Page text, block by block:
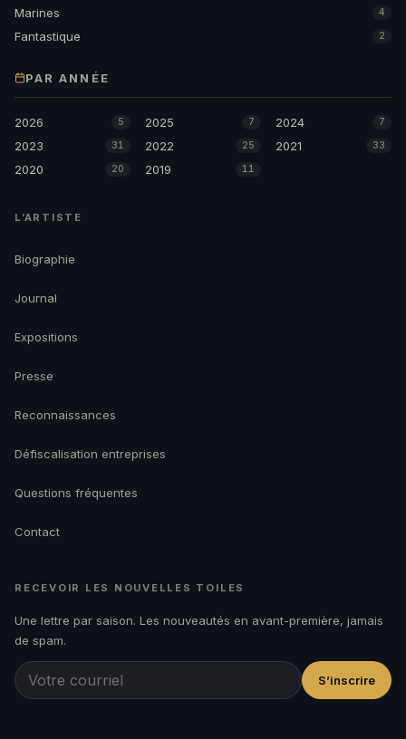
Marines 4
Fantastique 2
PAR ANNÉE
2026 5 2025 7 2024 7
2023 31 2022 25 2021 33
2020 20 2019 11
L’ARTISTE
Biographie
Journal
Expositions
Presse
Reconnaissances
Défiscalisation entreprises
Questions fréquentes
Contact
RECEVOIR LES NOUVELLES TOILES
Une lettre par saison. Les nouveautés en avant-première, jamais
de spam.
S’inscrire